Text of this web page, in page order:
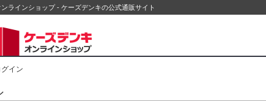
ラインショップ - ケーズデンキの公式通販サイト
イン